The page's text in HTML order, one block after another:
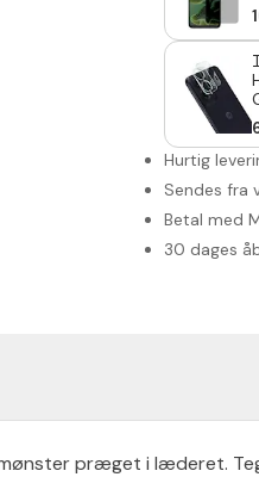
Hurtig
Sendes fra
Betal med
30 dages
præget i læderet.